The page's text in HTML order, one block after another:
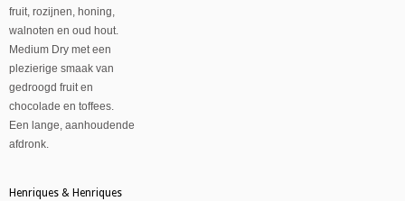
fruit, rozijnen, honing,
walnoten en oud hout.
Medium Dry met een
plezierige smaak van
gedroogd fruit en
chocolade en toffees.
Een lange, aanhoudende
afdronk.
Henriques & Henriques